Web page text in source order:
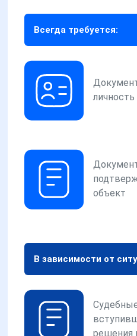
Всегда требуется:
личность
объект
В зависимости от
решения